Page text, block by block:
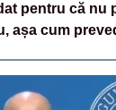
pentru că nu
așa cum